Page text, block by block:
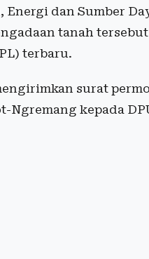
dan Sumber
tanah
terbaru.
surat
Ngremang kepada